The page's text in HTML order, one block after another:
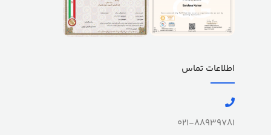
اطلاعات تماس
021-88939781